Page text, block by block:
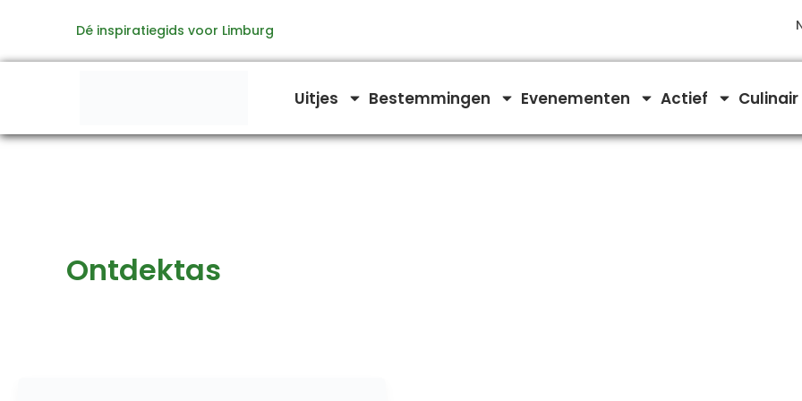
de
Dé inspiratiegids voor Limburg
Uitjes Bestemmingen Evenementen Actief Culinair
Ontdektas